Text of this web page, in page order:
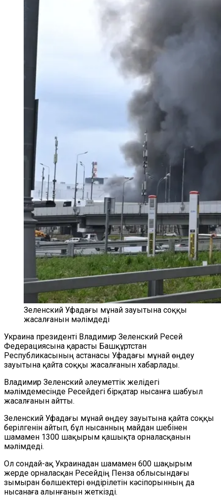
Зеленский Уфадағы мұнай зауытына соққы
жасалғанын мәлімдеді
Украина президенті Владимир Зеленский Ресей
Федерациясына қарасты Башқұртстан
Республикасының астанасы Уфадағы мұнай өңдеу
зауытына қайта соққы жасалғанын хабарлады.
Владимир Зеленский әлеуметтік желідегі
мәлімдемесінде Ресейдегі бірқатар нысанға шабуыл
жасалғанын айтты.
Зеленский Уфадағы мұнай өңдеу зауытына қайта соққы
берілгенін айтып, бұл нысанның майдан шебінен
шамамен 1300 шақырым қашықта орналасқанын
мәлімдеді.
Ол сондай-ақ Украинадан шамамен 600 шақырым
жерде орналасқан Ресейдің Пенза облысындағы
зымыран бөлшектері өндірілетін кәсіпорынның да
нысанаға алынғанын жеткізді.